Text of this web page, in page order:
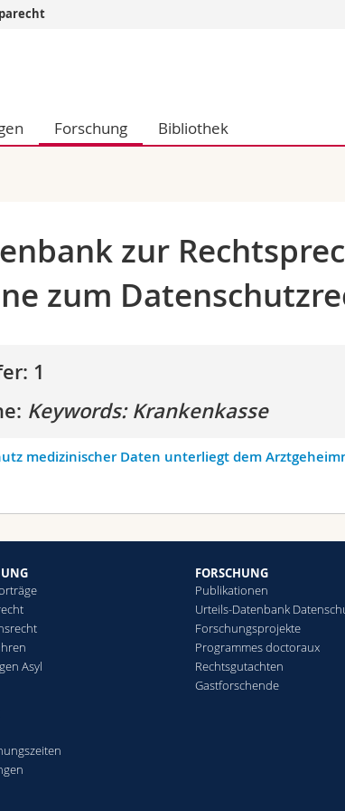
Fak.
Bildungswissenschaften
Forschende
Forschung Bibliothek
zur
zum
1
Keywords: Krankenkasse
medizinischer Daten unterliegt dem
Asyl
FORSCHUNG
Publikationen
Urteils-Datenbank
Forschungsprojekte
Programmes doctoraux
Rechtsgutachten
Gastforschende